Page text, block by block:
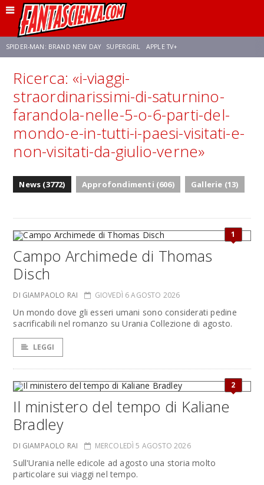
SPIDER-MAN: BRAND NEW DAY SUPERGIRL APPLE TV+
FRANCO RICCIARDIELLO ZENDAYA STAR TREK
STAR TREK: STRANGE NEW WORLDS
Ricerca: «i-viaggi-
straordinarissimi-di-saturnino-
farandola-nelle-5-o-6-parti-del-
mondo-e-in-tutti-i-paesi-visitati-e-
non-visitati-da-giulio-verne»
News (3772) Approfondimenti (606) Gallerie (13)
1
Campo Archimede di Thomas
Disch
DI GIAMPAOLO RAI GIOVEDÌ 6 AGOSTO 2026
Un mondo dove gli esseri umani sono considerati pedine
sacrificabili nel romanzo su Urania Collezione di agosto.
LEGGI
2
Il ministero del tempo di Kaliane
Bradley
DI GIAMPAOLO RAI MERCOLEDÌ 5 AGOSTO 2026
Sull'Urania nelle edicole ad agosto una storia molto
particolare sui viaggi nel tempo.